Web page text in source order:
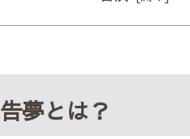
夢とは？